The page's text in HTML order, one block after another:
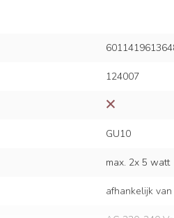
124007
GU10
max. 2x 5 watt
afhankelijk